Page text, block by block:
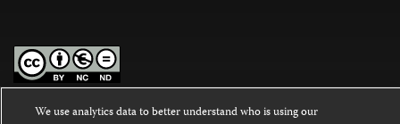
Except where noted, text on this website is licensed under a
We use analytics data to better understand who is using our